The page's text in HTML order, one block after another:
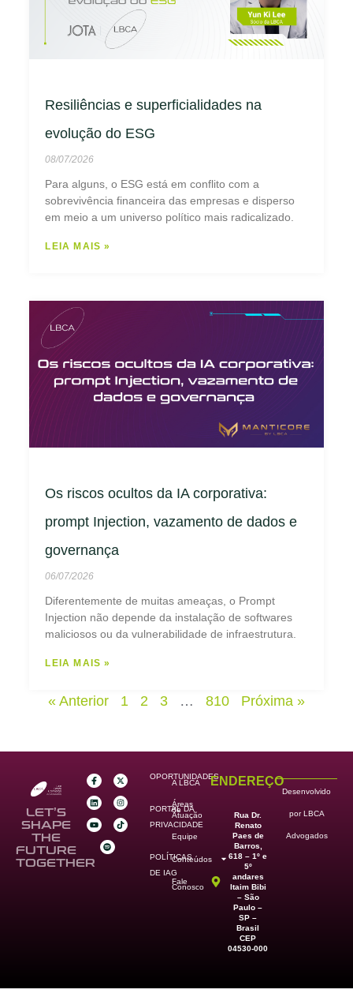
Resiliências e superficialidades na
evolução do ESG
08/07/2026
Para alguns, o ESG está em conflito com a
sobrevivência financeira das empresas e disperso
em meio a um universo político mais radicalizado.
LEIA MAIS »
Os riscos ocultos da IA corporativa:
prompt Injection, vazamento de dados e
governança
06/07/2026
Diferentemente de muitas ameaças, o Prompt
Injection não depende da instalação de softwares
maliciosos ou da vulnerabilidade de infraestrutura.
LEIA MAIS »
« Anterior 1 2 3 … 810 Próxima »
LET’S
SHAPE
THE
FUTURE
TOGETHER
OPORTUNIDADES
PORTAL DA
PRIVACIDADE
POLÍTICAS
DE IAG
A LBCA
Áreas
de
Atuação
Equipe
Conteúdos
Fale
Conosco
ENDEREÇO
Rua Dr.
Renato
Paes de
Barros,
618 – 1º e
5º
andares
Itaim Bibi
– São
Paulo –
SP –
Brasil
CEP
04530-000
Desenvolvido
por LBCA
Advogados